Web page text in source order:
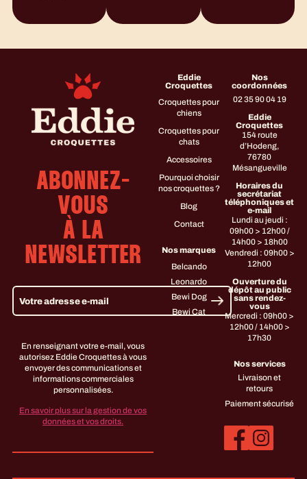
ABONNEZ-
VOUS
À LA
NEWSLETTER
En renseignant votre e-mail, vous
autorisez Eddie Croquettes à vous
envoyer des communications et
informations commerciales
personnalisées.
En savoir plus sur la gestion de vos
données et vos droits.
Eddie
Croquettes
Croquettes pour
chiens
Croquettes pour
chats
Accessoires
Pourquoi choisir
nos croquettes ?
Blog
Contact
Nos marques
Belcando
Leonardo
Bewi Dog
Bewi Cat
Nos
coordonnées
02 35 90 04 19
Eddie
Croquettes
154 route
d’Hodeng,
76780
Mésangueville
Horaires du
secrétariat
téléphoniques et
e-mail
Lundi au jeudi :
09h00 > 12h00 /
14h00 > 18h00
Vendredi : 09h00 >
12h00
Ouverture du
dépôt au public
sans rendez-
vous
Mercredi : 09h00 >
12h00 / 14h00 >
17h30
Nos services
Livraison et
retours
Paiement sécurisé